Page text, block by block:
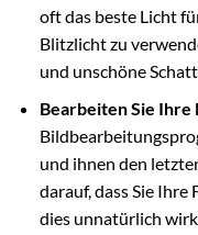
oft das beste Licht
Blitzlicht zu
und unschöne
Bearbeiten Sie Ihre
und ihnen den
darauf, dass Sie
dies unnatürlich